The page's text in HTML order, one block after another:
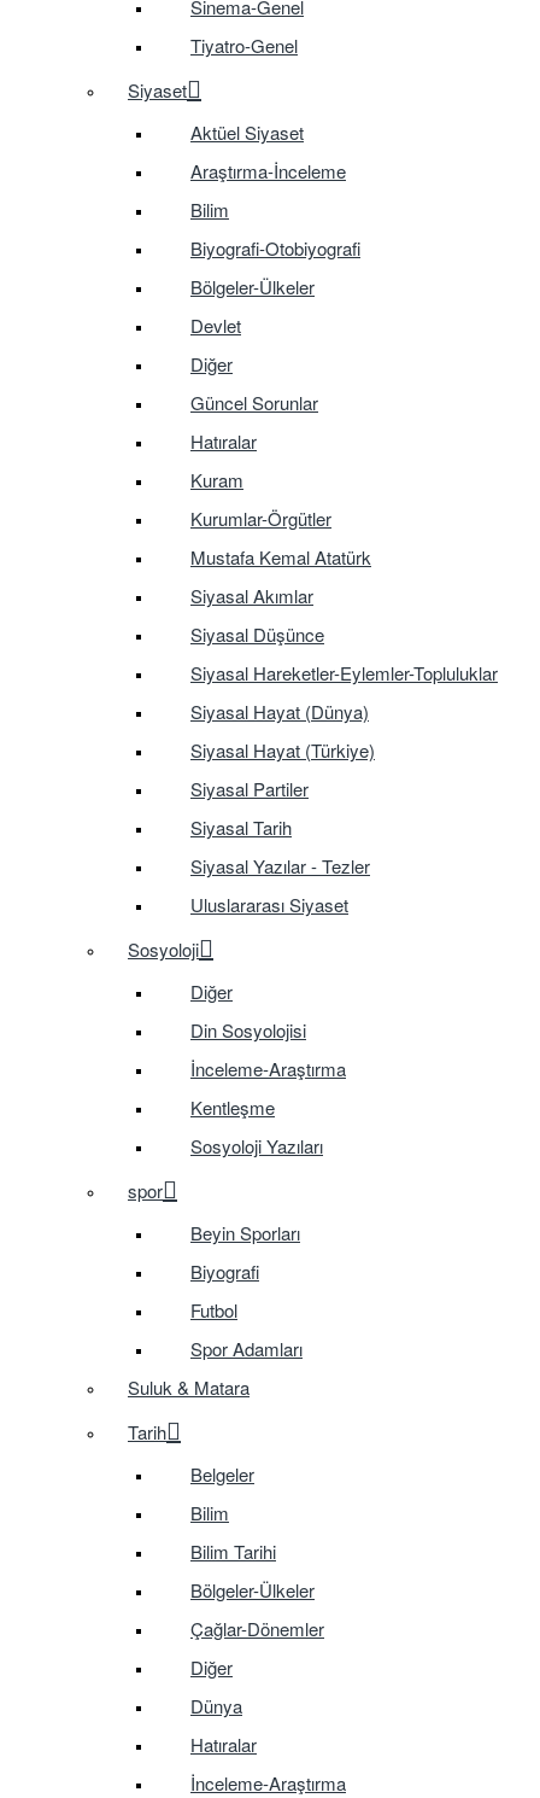
Sinema-Genel
Tiyatro-Genel
Siyaset
Aktüel Siyaset
Araştırma-İnceleme
Bilim
Biyografi-Otobiyografi
Bölgeler-Ülkeler
Devlet
Diğer
Güncel Sorunlar
Hatıralar
Kuram
Kurumlar-Örgütler
Mustafa Kemal Atatürk
Siyasal Akımlar
Siyasal Düşünce
Siyasal Hareketler-Eylemler-Topluluklar
Siyasal Hayat (Dünya)
Siyasal Hayat (Türkiye)
Siyasal Partiler
Siyasal Tarih
Siyasal Yazılar - Tezler
Uluslararası Siyaset
Sosyoloji
Diğer
Din Sosyolojisi
İnceleme-Araştırma
Kentleşme
Sosyoloji Yazıları
spor
Beyin Sporları
Biyografi
Futbol
Spor Adamları
Suluk & Matara
Tarih
Belgeler
Bilim
Bilim Tarihi
Bölgeler-Ülkeler
Çağlar-Dönemler
Diğer
Dünya
Hatıralar
İnceleme-Araştırma